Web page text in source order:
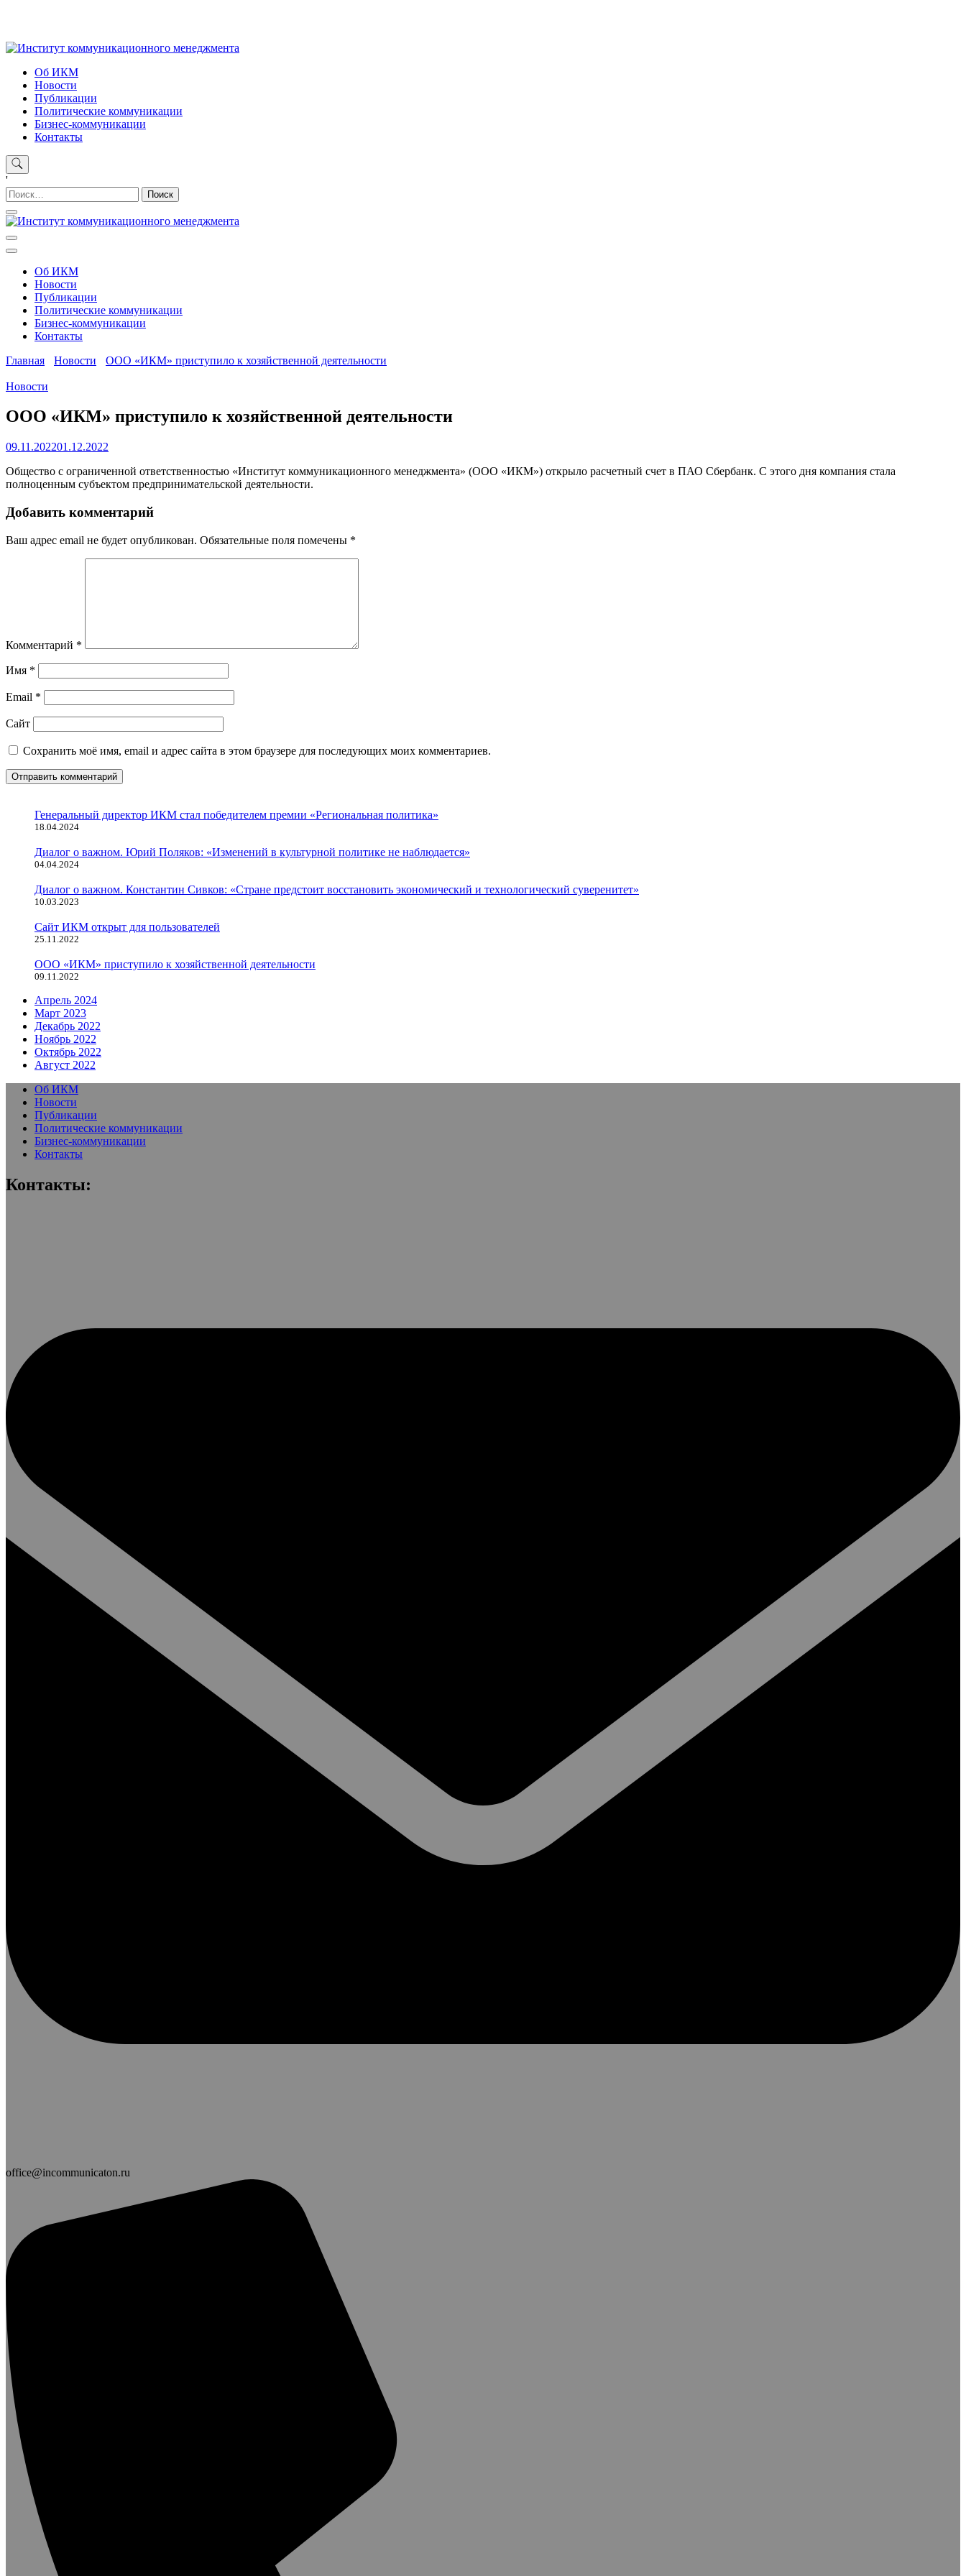
Институт коммуникационного менеджмента
Об ИКМ
Новости
Публикации
Политические коммуникации
Бизнес-коммуникации
Контакты
'
Найти:
Об ИКМ
Новости
Публикации
Политические коммуникации
Бизнес-коммуникации
Контакты
Главная
Новости ООО «ИКМ» приступило к хозяйственной деятельности
Новости
ООО «ИКМ» приступило к хозяйственной деятельности
09.11.202201.12.2022
Общество с ограниченной ответственностью «Институт коммуникационного менеджмента» (ООО «ИКМ») открыло расчетный счет в ПАО Сбербанк. С этого дня компания стала
полноценным субъектом предпринимательской деятельности.
Добавить комментарий
Ваш адрес email не будет опубликован. Обязательные поля помечены *
Комментарий *
Имя *
Email *
Сайт
Сохранить моё имя, email и адрес сайта в этом браузере для последующих моих комментариев.
Генеральный директор ИКМ стал победителем премии «Региональная политика»
18.04.2024
Диалог о важном. Юрий Поляков: «Изменений в культурной политике не наблюдается»
04.04.2024
Диалог о важном. Константин Сивков: «Стране предстоит восстановить экономический и технологический суверенитет»
10.03.2023
Сайт ИКМ открыт для пользователей
25.11.2022
ООО «ИКМ» приступило к хозяйственной деятельности
09.11.2022
Апрель 2024
Март 2023
Декабрь 2022
Ноябрь 2022
Октябрь 2022
Август 2022
Об ИКМ
Новости
Публикации
Политические коммуникации
Бизнес-коммуникации
Контакты
Контакты:
office@incommunicaton.ru